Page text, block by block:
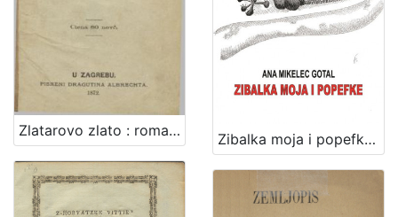
Zlatarovo zlato : roman iz prošlosti zagrebačke / napisao ga August Šenoa
Zibalka moja i popefke / Ana Mikelec Gotal